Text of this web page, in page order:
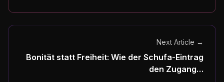
Next Article →
Bonität statt Freiheit: Wie der Schufa-Eintrag
den Zugang…